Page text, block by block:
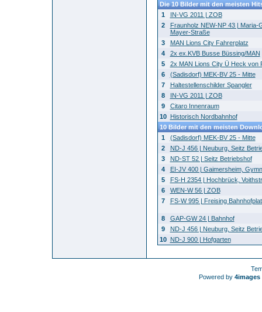
Die 10 Bilder mit den meisten
1
IN-VG 2011 | ZOB
2
Fraunholz NEW-NP 43 | Maria-
Mayer-Straße
3
MAN Lions City Fahrerplatz
4
2x ex.KVB Busse Büssing/MAN
5
2x MAN Lions City Ü Heck von
6
(Sadisdorf) MEK-BV 25 - Mitte
7
Haltestellenschilder Spangler
8
IN-VG 2011 | ZOB
9
Citaro Innenraum
10
Historisch Nordbahnhof
10 Bilder mit den meisten
1
(Sadisdorf) MEK-BV 25 - Mitte
2
ND-J 456 | Neuburg, Seitz
3
ND-ST 52 | Seitz Betriebshof
4
EI-JV 400 | Gaimersheim,
5
FS-H 2354 | Hochbrück,
6
WEN-W 56 | ZOB
7
FS-W 995 | Freising
8
GAP-GW 24 | Bahnhof
9
ND-J 456 | Neuburg, Seitz
10
ND-J 900 | Hofgarten
Powered by 4images